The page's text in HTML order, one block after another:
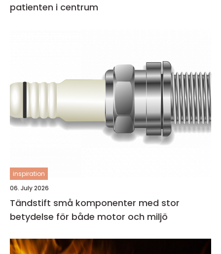
patienten i centrum
inspiration
06. July 2026
Tändstift små komponenter med stor
betydelse för både motor och miljö